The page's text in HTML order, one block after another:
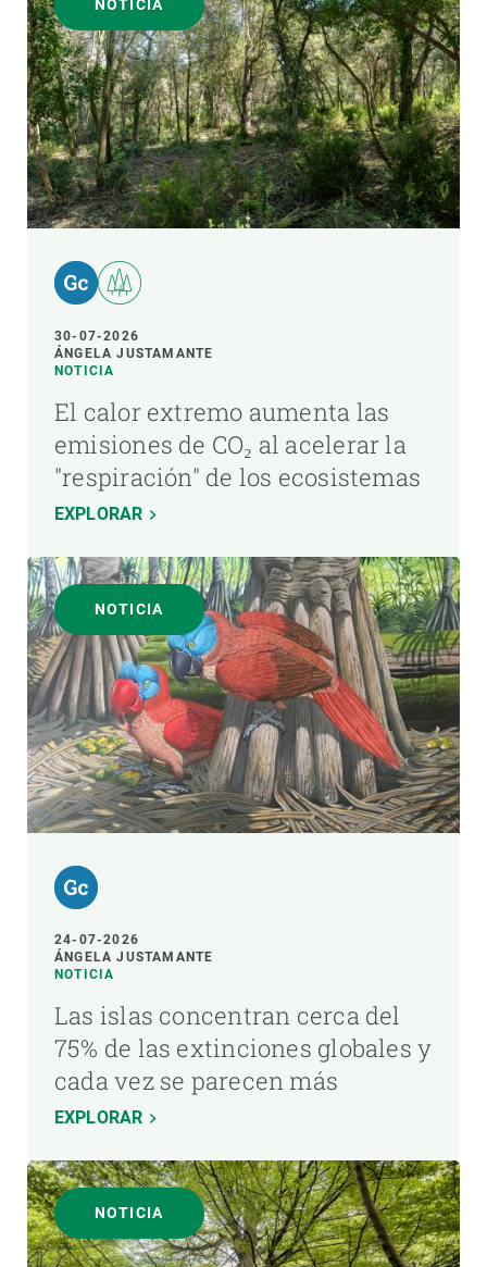
NOTICIA
30-07-2026
ÁNGELA JUSTAMANTE
NOTICIA
El calor extremo aumenta las
emisiones de CO₂ al acelerar la
"respiración" de los ecosistemas
EXPLORAR
NOTICIA
24-07-2026
ÁNGELA JUSTAMANTE
NOTICIA
Las islas concentran cerca del
75% de las extinciones globales y
cada vez se parecen más
EXPLORAR
NOTICIA